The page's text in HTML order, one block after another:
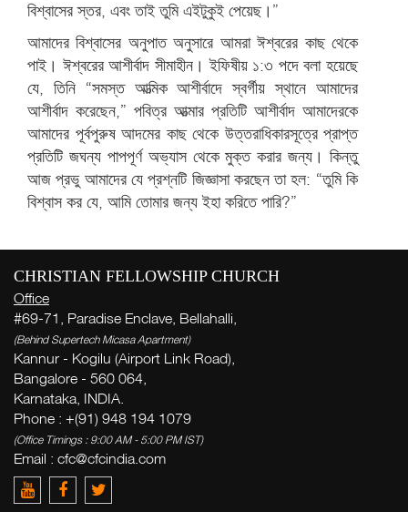
বিশ্বাসের স্তর, এবং তাই তুমি এইটুকুই পেয়েছ।”
আমাদের বিশ্বাসের অনুপাত অনুসারে আমরা ঈশ্বরের কাছ থেকে
পাই। ঈশ্বরের আশীর্বাদ সীমাহীন। ইফিষীয় ১:৩ পদে বলা হয়েছে
যে, তিনি “সমস্ত আত্মিক আশীর্বাদে স্বর্গীয় স্থানে আমাদের
আশীর্বাদ করেছেন,” পবিত্র আত্মার প্রতিটি আশীর্বাদ আমাদেরকে
আমাদের পূর্বপুরুষ আদমের কাছ থেকে উত্তরাধিকারসূত্রে প্রাপ্ত
প্রতিটি জঘন্য পাপপূর্ণ অভ্যাস থেকে মুক্ত করার জন্য। কিন্তু
আজ প্রভু আমাদের যে প্রশ্নটি জিজ্ঞাসা করছেন তা হল: “তুমি কি
বিশ্বাস কর যে, আমি তোমার জন্য ইহা করিতে পারি?”
CHRISTIAN FELLOWSHIP CHURCH
Office
#69-71, Paradise Enclave, Bellahalli,
(Behind Supertech Micasa Apartment)
Kannur - Kogilu (Airport Link Road),
Bangalore - 560 064,
Karnataka, INDIA.
Phone : +(91) 948 194 1079
(Office Timings : 9:00 AM - 5:00 PM IST)
Email : cfc@cfcindia.com